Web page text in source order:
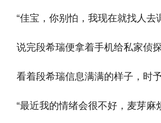
“佳宝，你别怕，我现在就找人去
说完段希瑞便拿着手机给私家侦
看着段希瑞信息满满的样子，时
“最近我的情绪会很不好，麦芽麻